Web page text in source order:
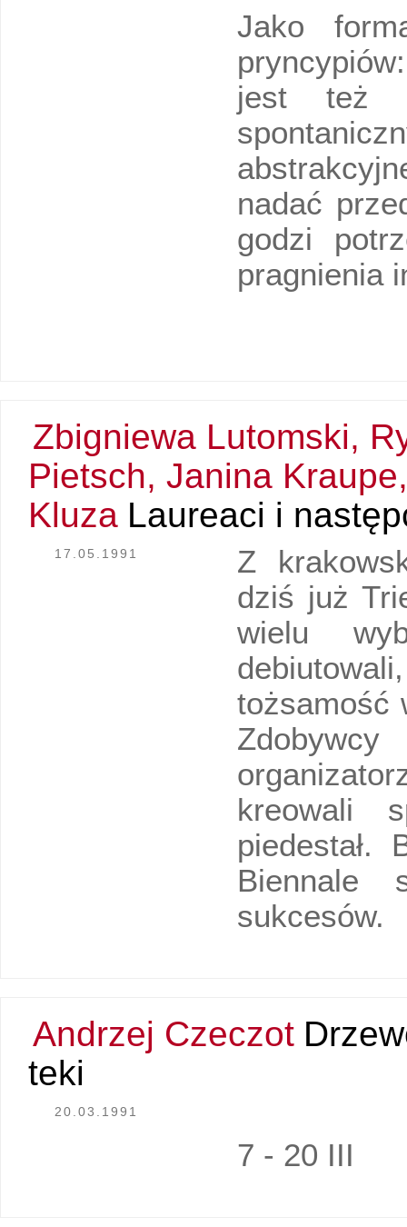
Jako
jest też
nadać
godzi
pragnienia
Zbigniewa Lutomski,
Pietsch, Janina
Kluza Laureaci i
17.05.1991
Z
dziś już
wielu
tożsamość
kreowali
Biennale
sukcesów.
Andrzej Czeczot
teki
20.03.1991
7 - 20 III